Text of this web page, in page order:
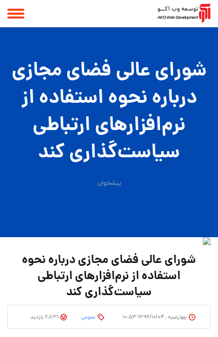
شورای عالی فضای مجازی
درباره نحوه استفاده از
نرم‌افزارهای ارتباطی
سیاست‌گذاری کند
پیشخوان
شورای عالی فضای مجازی درباره نحوه
استفاده از نرم‌افزارهای ارتباطی
سیاست‌گذاری کند
چهارشنبه , ۱۳۹۲/۱۰/۰۴ ۱۰:۵۳ عمومی